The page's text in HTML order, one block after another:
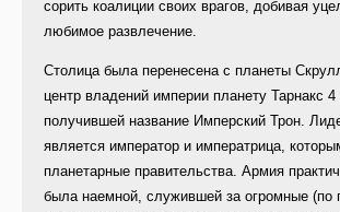
сорить коалиции своих врагов, добивая
любимое развлечение.
Столица была перенесена с планеты
центр владений империи планету Тарнакс 4
получившей название Имперский Трон.
является император и императрица,
планетарные правительства. Армия
была наемной, служившей за огромные (по